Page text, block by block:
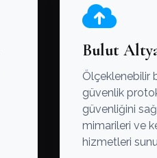
Bulut
Ölçeklenebilir
güvenlik
güvenliğini
mimarileri ve
hizmetleri